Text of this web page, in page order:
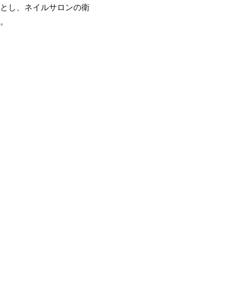
し、ネイルサロンの衛